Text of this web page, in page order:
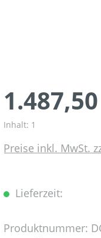
Inhalt: 1
Preise inkl. MwSt.
Lieferzeit:
Produktnummer: